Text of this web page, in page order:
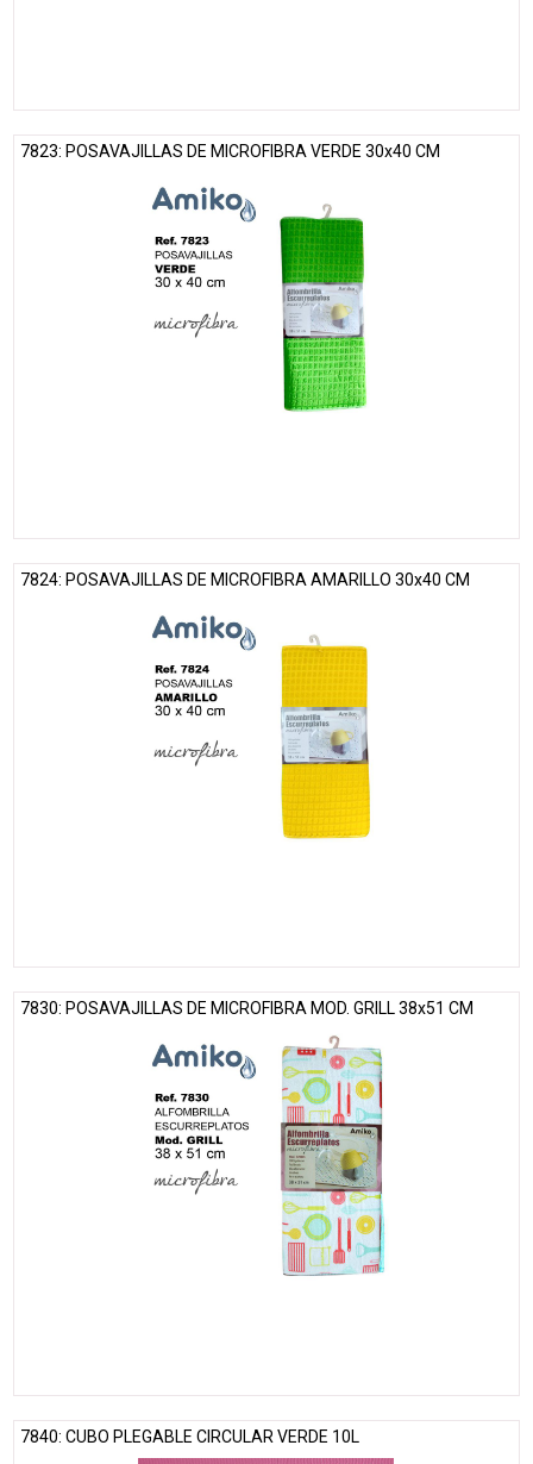
7823: POSAVAJILLAS DE MICROFIBRA VERDE 30x40 CM
7824: POSAVAJILLAS DE MICROFIBRA AMARILLO 30x40 CM
7830: POSAVAJILLAS DE MICROFIBRA MOD. GRILL 38x51 CM
7840: CUBO PLEGABLE CIRCULAR VERDE 10L